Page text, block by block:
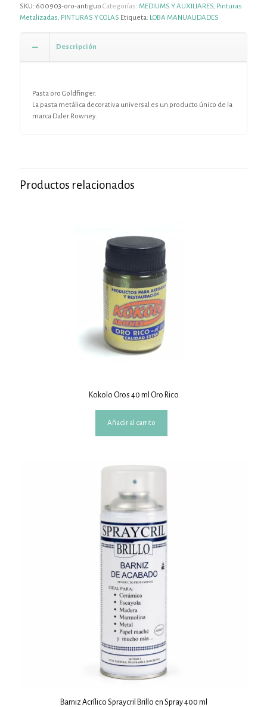
SKU: 600903-oro-antiguo Categorías: MEDIUMS Y AUXILIARES Pinturas
Metalizadas PINTURAS Y COLAS Etiqueta: LOBA MANUALIDADES
Descripción
Pasta oro Goldfinger.
La pasta metálica decorativa universal es un producto único de la
marca Daler Rowney.
Productos relacionados
Kokolo Oros 40 ml Oro Rico
Añadir al carrito
Barniz Acrílico Spraycril Brillo en Spray 400 ml